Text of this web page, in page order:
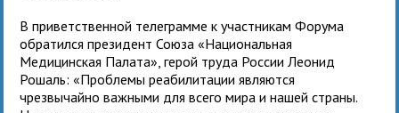
В приветственной телеграмме к участникам Форума
обратился президент Союза «Национальная
Медицинская Палата», герой труда России Леонид
Рошаль: «Проблемы реабилитации являются
чрезвычайно важными для всего мира и нашей страны.